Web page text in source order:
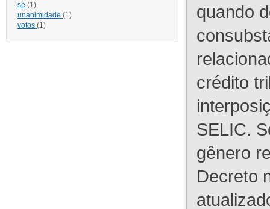
se (1)
unanimidade (1)
votos (1)
quando
crédito
SELIC.
gênero
Decreto